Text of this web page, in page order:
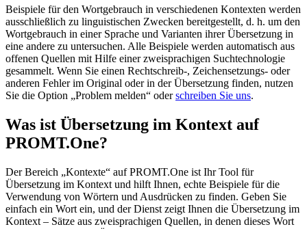
Beispiele für den Wortgebrauch in verschiedenen Kontexten werden
ausschließlich zu linguistischen Zwecken bereitgestellt, d. h. um den
Wortgebrauch in einer Sprache und Varianten ihrer Übersetzung in
eine andere zu untersuchen. Alle Beispiele werden automatisch aus
offenen Quellen mit Hilfe einer zweisprachigen Suchtechnologie
gesammelt. Wenn Sie einen Rechtschreib-, Zeichensetzungs- oder
anderen Fehler im Original oder in der Übersetzung finden, nutzen
Sie die Option „Problem melden“ oderschreiben Sie uns.
Was ist Übersetzung im Kontext auf
PROMT.One?
Der Bereich „Kontexte“ auf PROMT.One ist Ihr Tool für
Übersetzung im Kontext und hilft Ihnen, echte Beispiele für die
Verwendung von Wörtern und Ausdrücken zu finden. Geben Sie
einfach ein Wort ein, und der Dienst zeigt Ihnen die Übersetzung im
Kontext – Sätze aus zweisprachigen Quellen, in denen dieses Wort